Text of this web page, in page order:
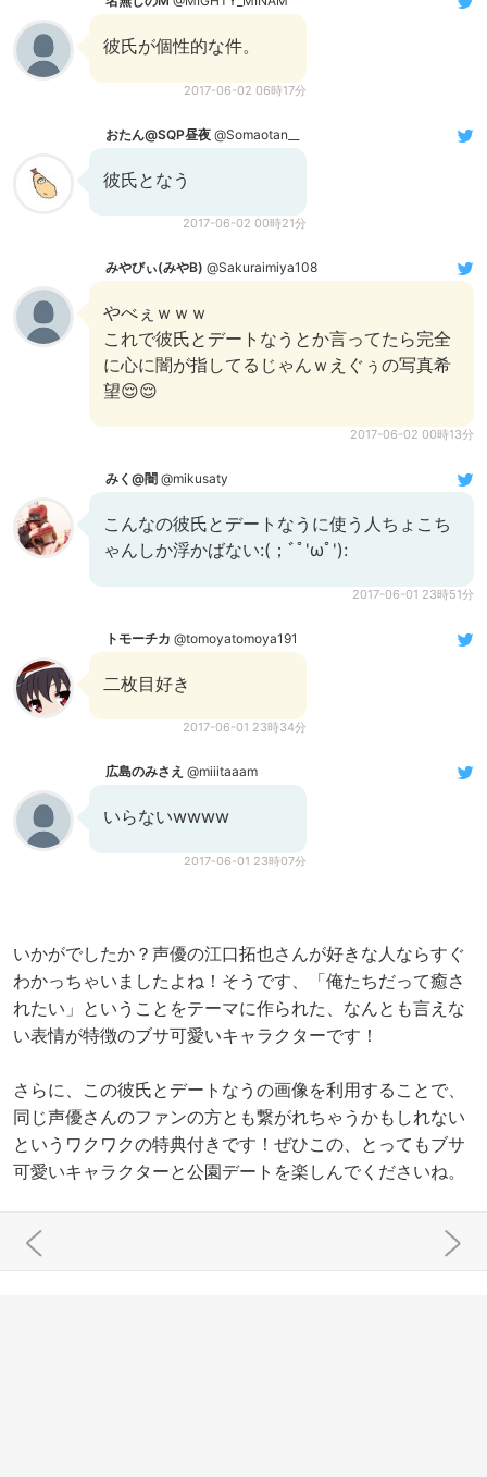
彼氏が個性的な件。
2017-06-02 06時17分
おたん@SQP昼夜 @Somaotan__
彼氏となう
2017-06-02 00時21分
みやびぃ(みやB) @Sakuraimiya108
やべぇｗｗｗ
これで彼氏とデートなうとか言ってたら完全
に心に闇が指してるじゃんｗえぐぅの写真希
望😌😌
2017-06-02 00時13分
みく@闇 @mikusaty
こんなの彼氏とデートなうに使う人ちょこち
ゃんしか浮かばない:(；ﾞﾟ'ωﾟ'):
2017-06-01 23時51分
トモーチカ @tomoyatomoya191
二枚目好き
2017-06-01 23時34分
広島のみさえ @miiitaaam
いらないwwww
2017-06-01 23時07分
いかがでしたか？声優の江口拓也さんが好きな人ならすぐ
わかっちゃいましたよね！そうです、「俺たちだって癒さ
れたい」ということをテーマに作られた、なんとも言えな
い表情が特徴のブサ可愛いキャラクターです！
さらに、この彼氏とデートなうの画像を利用することで、
同じ声優さんのファンの方とも繋がれちゃうかもしれない
というワクワクの特典付きです！ぜひこの、とってもブサ
可愛いキャラクターと公園デートを楽しんでくださいね。